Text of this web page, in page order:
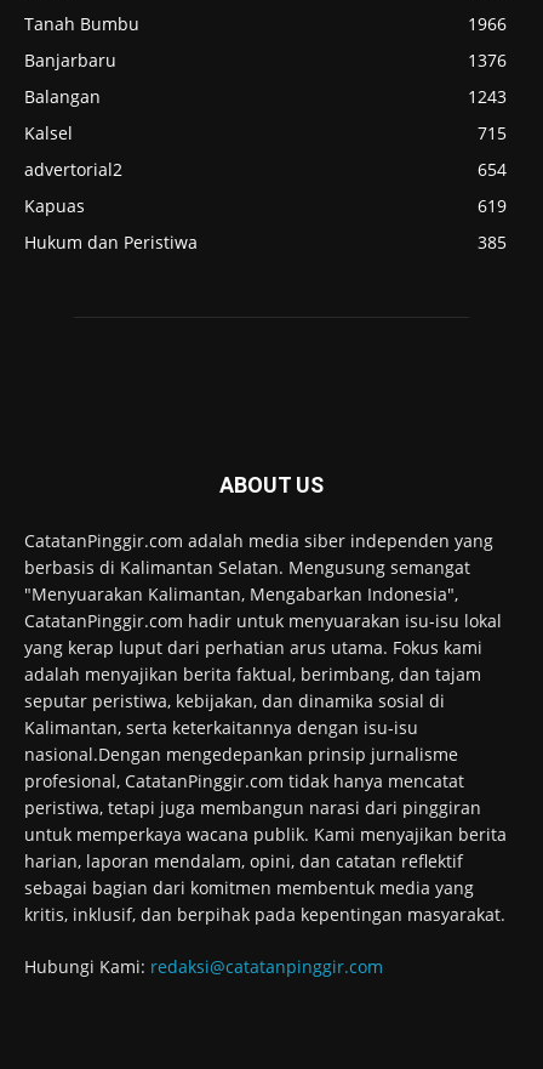
Tanah Bumbu
1966
Banjarbaru
1376
Balangan
1243
Kalsel
715
advertorial2
654
Kapuas
619
Hukum dan Peristiwa
385
ABOUT US
CatatanPinggir.com adalah media siber independen yang
berbasis di Kalimantan Selatan. Mengusung semangat
"Menyuarakan Kalimantan, Mengabarkan Indonesia",
CatatanPinggir.com hadir untuk menyuarakan isu-isu lokal
yang kerap luput dari perhatian arus utama. Fokus kami
adalah menyajikan berita faktual, berimbang, dan tajam
seputar peristiwa, kebijakan, dan dinamika sosial di
Kalimantan, serta keterkaitannya dengan isu-isu
nasional.Dengan mengedepankan prinsip jurnalisme
profesional, CatatanPinggir.com tidak hanya mencatat
peristiwa, tetapi juga membangun narasi dari pinggiran
untuk memperkaya wacana publik. Kami menyajikan berita
harian, laporan mendalam, opini, dan catatan reflektif
sebagai bagian dari komitmen membentuk media yang
kritis, inklusif, dan berpihak pada kepentingan masyarakat.
Hubungi Kami: redaksi@catatanpinggir.com